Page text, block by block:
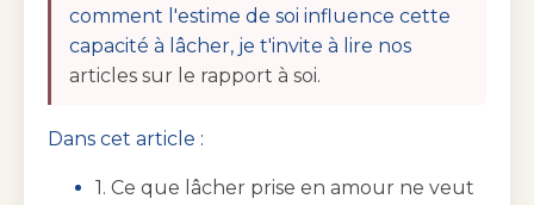
comment l'estime de soi influence cette
capacité à lâcher, je t'invite à lire nos
articles sur le rapport à soi.
Dans cet article :
1. Ce que lâcher prise en amour ne veut